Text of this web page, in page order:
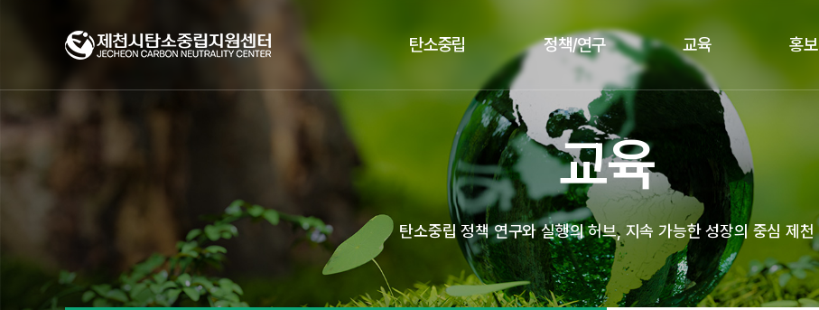
탄소중립 정책/연구 교육 홍보
교육
탄소중립 정책 연구와 실행의 허브, 지속 가능한 성장의 중심 제천